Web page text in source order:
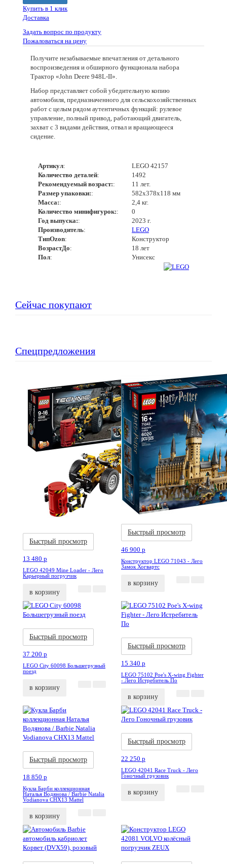
Купить в 1 клик
Доставка
Задать вопрос по продукту
Пожаловаться на цену
Получите незабываемые впечатления от детального
воспроизведения и обширного функционала набора
Трактор «John Deere 948L-II».
Набор представляет собой убедительную копию
автомобиля, предназначенного для сельскохозяйственных
работ с целым рядом аутентичных функций: рулевое
управление, полный привод, работающий двигатель,
захват с 3 видами действия, отвал и вращающееся
сидение.
Артикул:
LEGO 42157
Количество деталей:
1492
Рекомендуемый возраст::
11 лет.
Размер упаковки::
582x378x118 мм
Масса::
2,4 кг.
Количество минифигурок::
0
Год выпуска::
2023 г.
Производитель:
LEGO
ТипOzon:
Конструктор
ВозрастДо:
18 лет
Пол: Унисекс
Сейчас покупают
Спецпредложения
Быстрый просмотр
13 480 p
LEGO 42049 Mine Loader - Лего
Карьерный погрузчик
в корзину
Быстрый просмотр
46 900 p
Конструктор LEGO 71043 - Лего
Замок Хогвартс
в корзину
Быстрый просмотр
37 200 p
LEGO City 60098 Большегрузный
поезд
в корзину
Быстрый просмотр
15 340 p
LEGO 75102 Poe's X-wing Fighter
- Лего Истребитель По
в корзину
Быстрый просмотр
18 850 p
Кукла Барби коллекционная
Наталья Водянова / Barbie Natalia
Vodianova CHX13 Mattel
в корзину
Быстрый просмотр
22 250 p
LEGO 42041 Race Truck - Лего
Гоночный грузовик
в корзину